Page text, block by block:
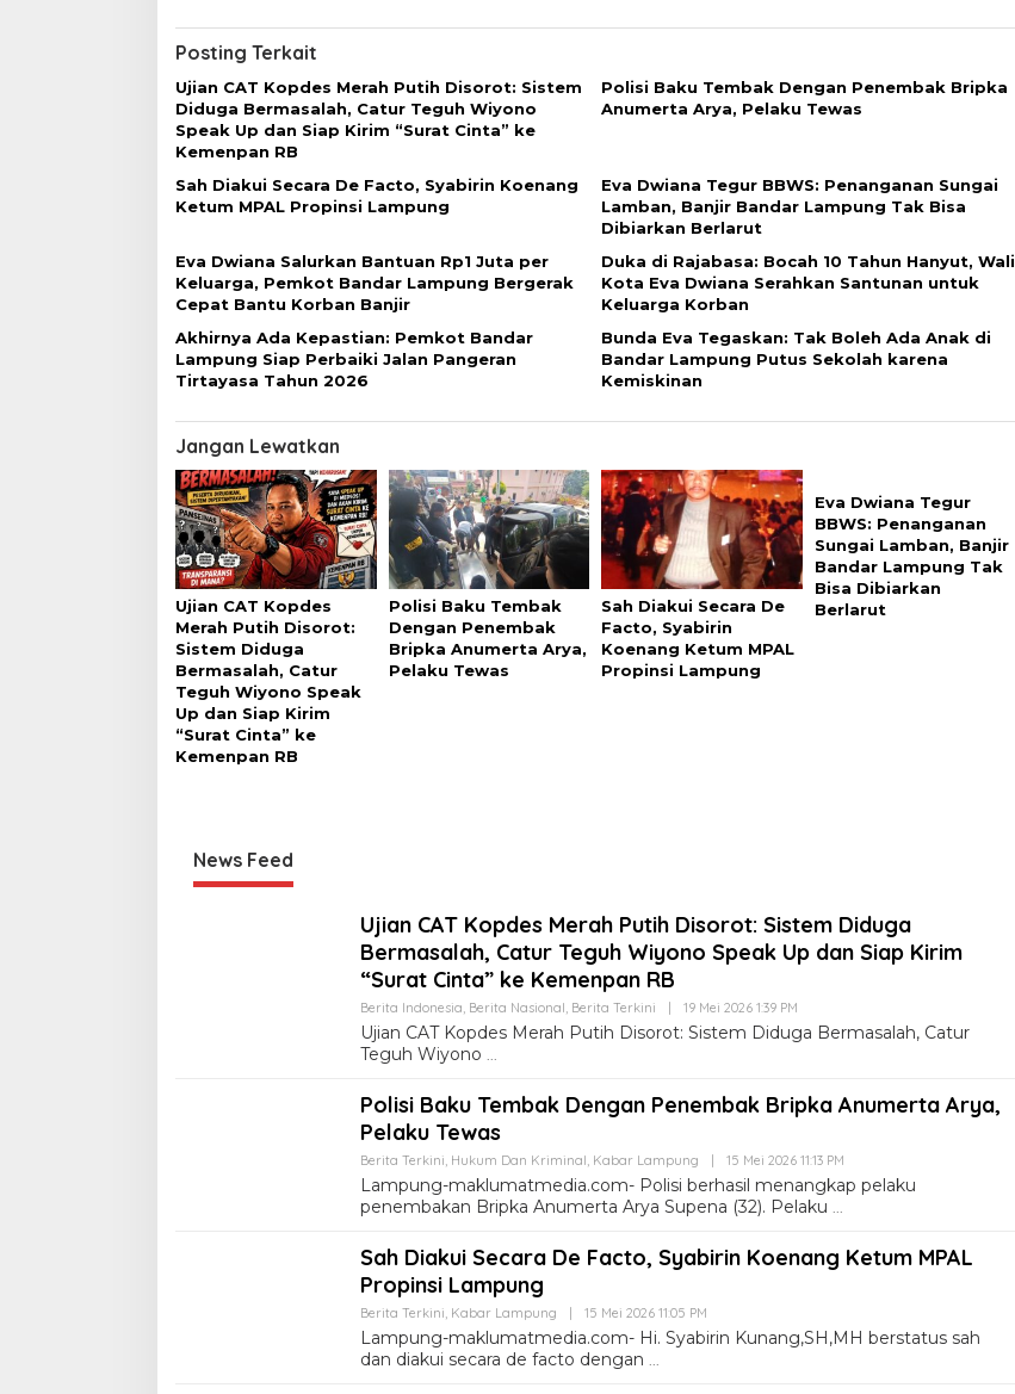
i
g
a
s
i
p
o
s
Posting Terkait
Ujian CAT Kopdes Merah Putih Disorot: Sistem
Diduga Bermasalah, Catur Teguh Wiyono
Speak Up dan Siap Kirim “Surat Cinta” ke
Kemenpan RB
Polisi Baku Tembak Dengan Penembak Bripka
Anumerta Arya, Pelaku Tewas
Sah Diakui Secara De Facto, Syabirin Koenang
Ketum MPAL Propinsi Lampung
Eva Dwiana Tegur BBWS: Penanganan Sungai
Lamban, Banjir Bandar Lampung Tak Bisa
Dibiarkan Berlarut
Eva Dwiana Salurkan Bantuan Rp1 Juta per
Keluarga, Pemkot Bandar Lampung Bergerak
Cepat Bantu Korban Banjir
Duka di Rajabasa: Bocah 10 Tahun Hanyut, Wali
Kota Eva Dwiana Serahkan Santunan untuk
Keluarga Korban
Akhirnya Ada Kepastian: Pemkot Bandar
Lampung Siap Perbaiki Jalan Pangeran
Tirtayasa Tahun 2026
Bunda Eva Tegaskan: Tak Boleh Ada Anak di
Bandar Lampung Putus Sekolah karena
Kemiskinan
Jangan Lewatkan
Ujian CAT Kopdes
Merah Putih Disorot:
Sistem Diduga
Bermasalah, Catur
Teguh Wiyono Speak
Up dan Siap Kirim
“Surat Cinta” ke
Kemenpan RB
Polisi Baku Tembak
Dengan Penembak
Bripka Anumerta Arya,
Pelaku Tewas
Sah Diakui Secara De
Facto, Syabirin
Koenang Ketum MPAL
Propinsi Lampung
Eva Dwiana Tegur
BBWS: Penanganan
Sungai Lamban, Banjir
Bandar Lampung Tak
Bisa Dibiarkan
Berlarut
News Feed
Ujian CAT Kopdes Merah Putih Disorot: Sistem Diduga
Bermasalah, Catur Teguh Wiyono Speak Up dan Siap Kirim
“Surat Cinta” ke Kemenpan RB
Berita Indonesia Berita Nasional Berita Terkini | 19 Mei 2026 1:39 PM
Ujian CAT Kopdes Merah Putih Disorot: Sistem Diduga Bermasalah, Catur
Teguh Wiyono
Polisi Baku Tembak Dengan Penembak Bripka Anumerta Arya,
Pelaku Tewas
Berita Terkini Hukum Dan Kriminal Kabar Lampung | 15 Mei 2026 11:13 PM
Lampung-maklumatmedia.com- Polisi berhasil menangkap pelaku
penembakan Bripka Anumerta Arya Supena (32). Pelaku
Sah Diakui Secara De Facto, Syabirin Koenang Ketum MPAL
Propinsi Lampung
Berita Terkini Kabar Lampung | 15 Mei 2026 11:05 PM
Lampung-maklumatmedia.com- Hi. Syabirin Kunang,SH,MH berstatus sah
dan diakui secara de facto dengan